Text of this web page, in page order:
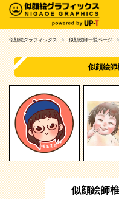
似顔絵グラフィックス 似顔絵師一覧ページ
似顔絵師
似顔絵師